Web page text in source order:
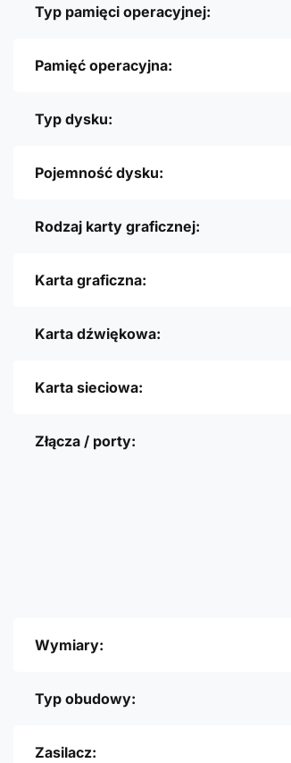
Typ pamięci operacyjnej:
Pamięć operacyjna:
Typ dysku:
Pojemność dysku:
Rodzaj karty graficznej:
Karta graficzna:
Karta dźwiękowa:
Karta sieciowa:
Złącza / porty:
Wymiary:
Typ obudowy:
Zasilacz: